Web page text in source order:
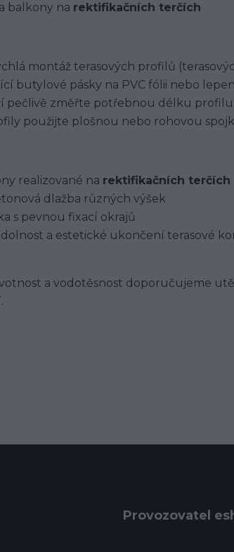
balkony na rektifikačních terčích
montáž terasových profilů
butylové pásky na PVC fólii nebo
pečlivě změřte potřebnou délku
použijte plošnou nebo rohovou
realizované na rektifikačních terčích
dlažba různých výšek
s pevnou fixací okrajů
a estetické ukončení terasové
a vodotěsnost doporučujeme
Provozovatel